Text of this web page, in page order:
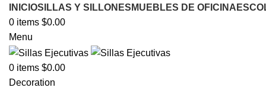
INICIOSILLAS Y SILLONES MUEBLES DE OFICINA
0 items $0.00
Menu
0 items $0.00
Decoration